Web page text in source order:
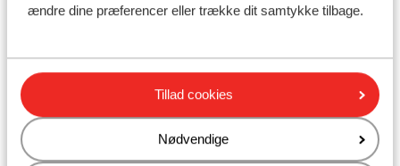
ændre dine præferencer eller trække dit samtykke tilbage.
Tillad cookies
Nødvendige
Andre overnatningssteder i Avoriaz
SOWELL COLLECTION Hôtel des Dromonts &